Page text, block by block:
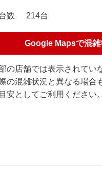
数 214台
Google Mapsで混雑
の店舗では表示されてい
の混雑状況と異なる場合
安としてご利用ください。